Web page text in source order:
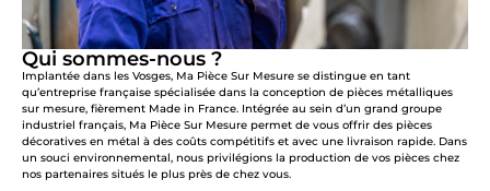
Qui sommes-nous ?
Implantée dans les Vosges, Ma Pièce Sur Mesure se distingue en tant
qu’entreprise française spécialisée dans la conception de pièces métalliques
sur mesure, fièrement Made in France. Intégrée au sein d’un grand groupe
industriel français, Ma Pièce Sur Mesure permet de vous offrir des pièces
décoratives en métal à des coûts compétitifs et avec une livraison rapide. Dans
un souci environnemental, nous privilégions la production de vos pièces chez
nos partenaires situés le plus près de chez vous.